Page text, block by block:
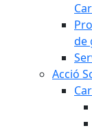
de
Acció